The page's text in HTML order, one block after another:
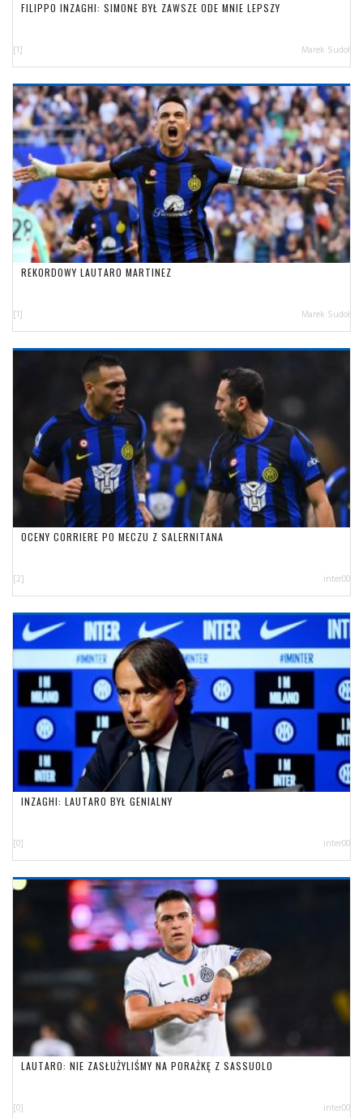
FILIPPO INZAGHI: SIMONE BYŁ ZAWSZE ODE MNIE LEPSZY
[1] Marek Sudoł
REKORDOWY LAUTARO MARTINEZ
[1] Marek Sudoł
OCENY CORRIERE PO MECZU Z SALERNITANA
[2] inter00
INZAGHI: LAUTARO BYŁ GENIALNY
[0] inter00
LAUTARO: NIE ZASŁUŻYLIŚMY NA PORAŻKĘ Z SASSUOLO
[0] inter00